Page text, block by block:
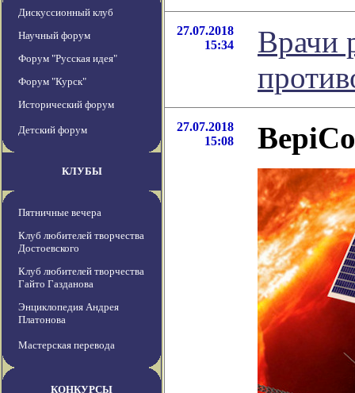
Дискуссионный клуб
Научный форум
Форум "Русская идея"
Форум "Курск"
Исторический форум
Детский форум
КЛУБЫ
Пятничные вечера
Клуб любителей творчества
Достоевского
Клуб любителей творчества
Гайто Газданова
Энциклопедия Андрея
Платонова
Мастерская перевода
КОНКУРСЫ
27.07.2018
15:34
Врачи
27.07.2018
15:08